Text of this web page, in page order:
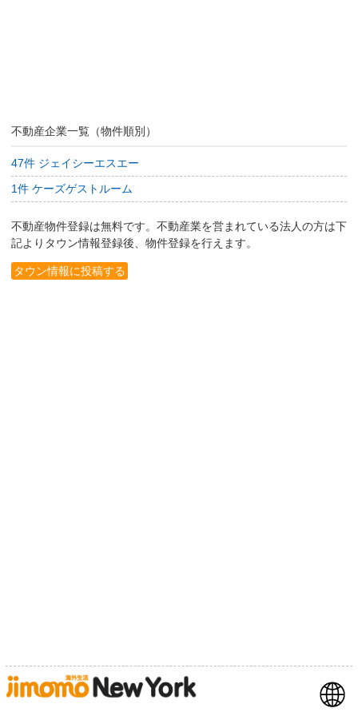
不動産企業一覧（物件順別）
47件 ジェイシーエスエー
1件 ケーズゲストルーム
不動産物件登録は無料です。不動産業を営まれている法人の方は下
記よりタウン情報登録後、物件登録を行えます。
タウン情報に投稿する